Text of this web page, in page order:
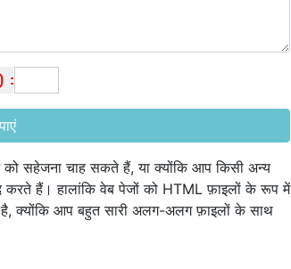
को सहेजना चाह सकते हैं, या क्योंकि आप किसी अन्य
करते हैं। हालांकि वेब पेजों को HTML फ़ाइलों के रूप में
क्योंकि आप बहुत सारी अलग-अलग फ़ाइलों के साथ